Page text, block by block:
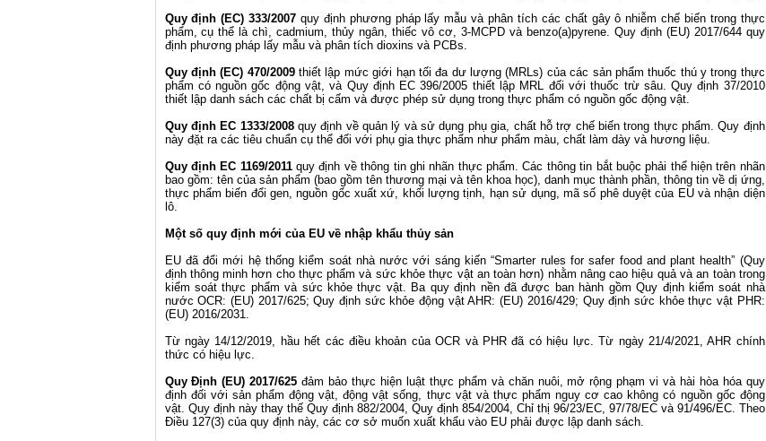
Quy định (EC) 333/2007 quy định phương pháp lấy mẫu và phân tích các chất gây ô nhiễm chế biến trong thực
phẩm, cụ thể là chì, cadmium, thủy ngân, thiếc vô cơ, 3-MCPD và benzo(a)pyrene. Quy định (EU) 2017/644 quy
định phương pháp lấy mẫu và phân tích dioxins và PCBs.
Quy định (EC) 470/2009thiết lập mức giới hạn tối đa dư lượng (MRLs) của các sản phẩm thuốc thú y trong thực
phẩm có nguồn gốc động vật, và Quy định EC 396/2005 thiết lập MRL đối với thuốc trừ sâu. Quy định 37/2010
thiết lập danh sách các chất bị cấm và được phép sử dụng trong thực phẩm có nguồn gốc động vật.
Quy định EC 1333/2008quy định về quản lý và sử dụng phụ gia, chất hỗ trợ chế biến trong thực phẩm. Quy định
này đặt ra các tiêu chuẩn cụ thể đối với phụ gia thực phẩm như phẩm màu, chất làm dày và hương liệu.
Quy định EC 1169/2011quy định về thông tin ghi nhãn thực phẩm. Các thông tin bắt buộc phải thể hiện trên nhãn
bao gồm: tên của sản phẩm (bao gồm tên thương mại và tên khoa học), danh mục thành phần, thông tin về dị ứng,
thực phẩm biến đổi gen, nguồn gốc xuất xứ, khối lượng tịnh, hạn sử dụng, mã số phê duyệt của EU và nhận diện
lô.
Một số quy định mới của EU về nhập khẩu thủy sản
EU đã đổi mới hệ thống kiểm soát nhà nước với sáng kiến “Smarter rules for safer food and plant health” (Quy
định thông minh hơn cho thực phẩm và sức khỏe thực vật an toàn hơn) nhằm nâng cao hiệu quả và an toàn trong
kiểm soát thực phẩm và sức khỏe thực vật. Ba quy định nền đã được ban hành gồm Quy định kiểm soát nhà
nước OCR: (EU) 2017/625; Quy định sức khỏe động vật AHR: (EU) 2016/429; Quy định sức khỏe thực vật PHR:
(EU) 2016/2031.
Từ ngày 14/12/2019, hầu hết các điều khoản của OCR và PHR đã có hiệu lực. Từ ngày 21/4/2021, AHR chính
thức có hiệu lực.
Quy Định (EU) 2017/625đảm bảo thực hiện luật thực phẩm và chăn nuôi, mở rộng phạm vi và hài hòa hóa quy
định đối với sản phẩm động vật, động vật sống, thực vật và thực phẩm nguy cơ cao không có nguồn gốc động
vật. Quy định này thay thế Quy định 882/2004, Quy định 854/2004, Chỉ thị 96/23/EC, 97/78/EC và 91/496/EC. Theo
Điều 127(3) của quy định này, các cơ sở muốn xuất khẩu vào EU phải được lập danh sách.